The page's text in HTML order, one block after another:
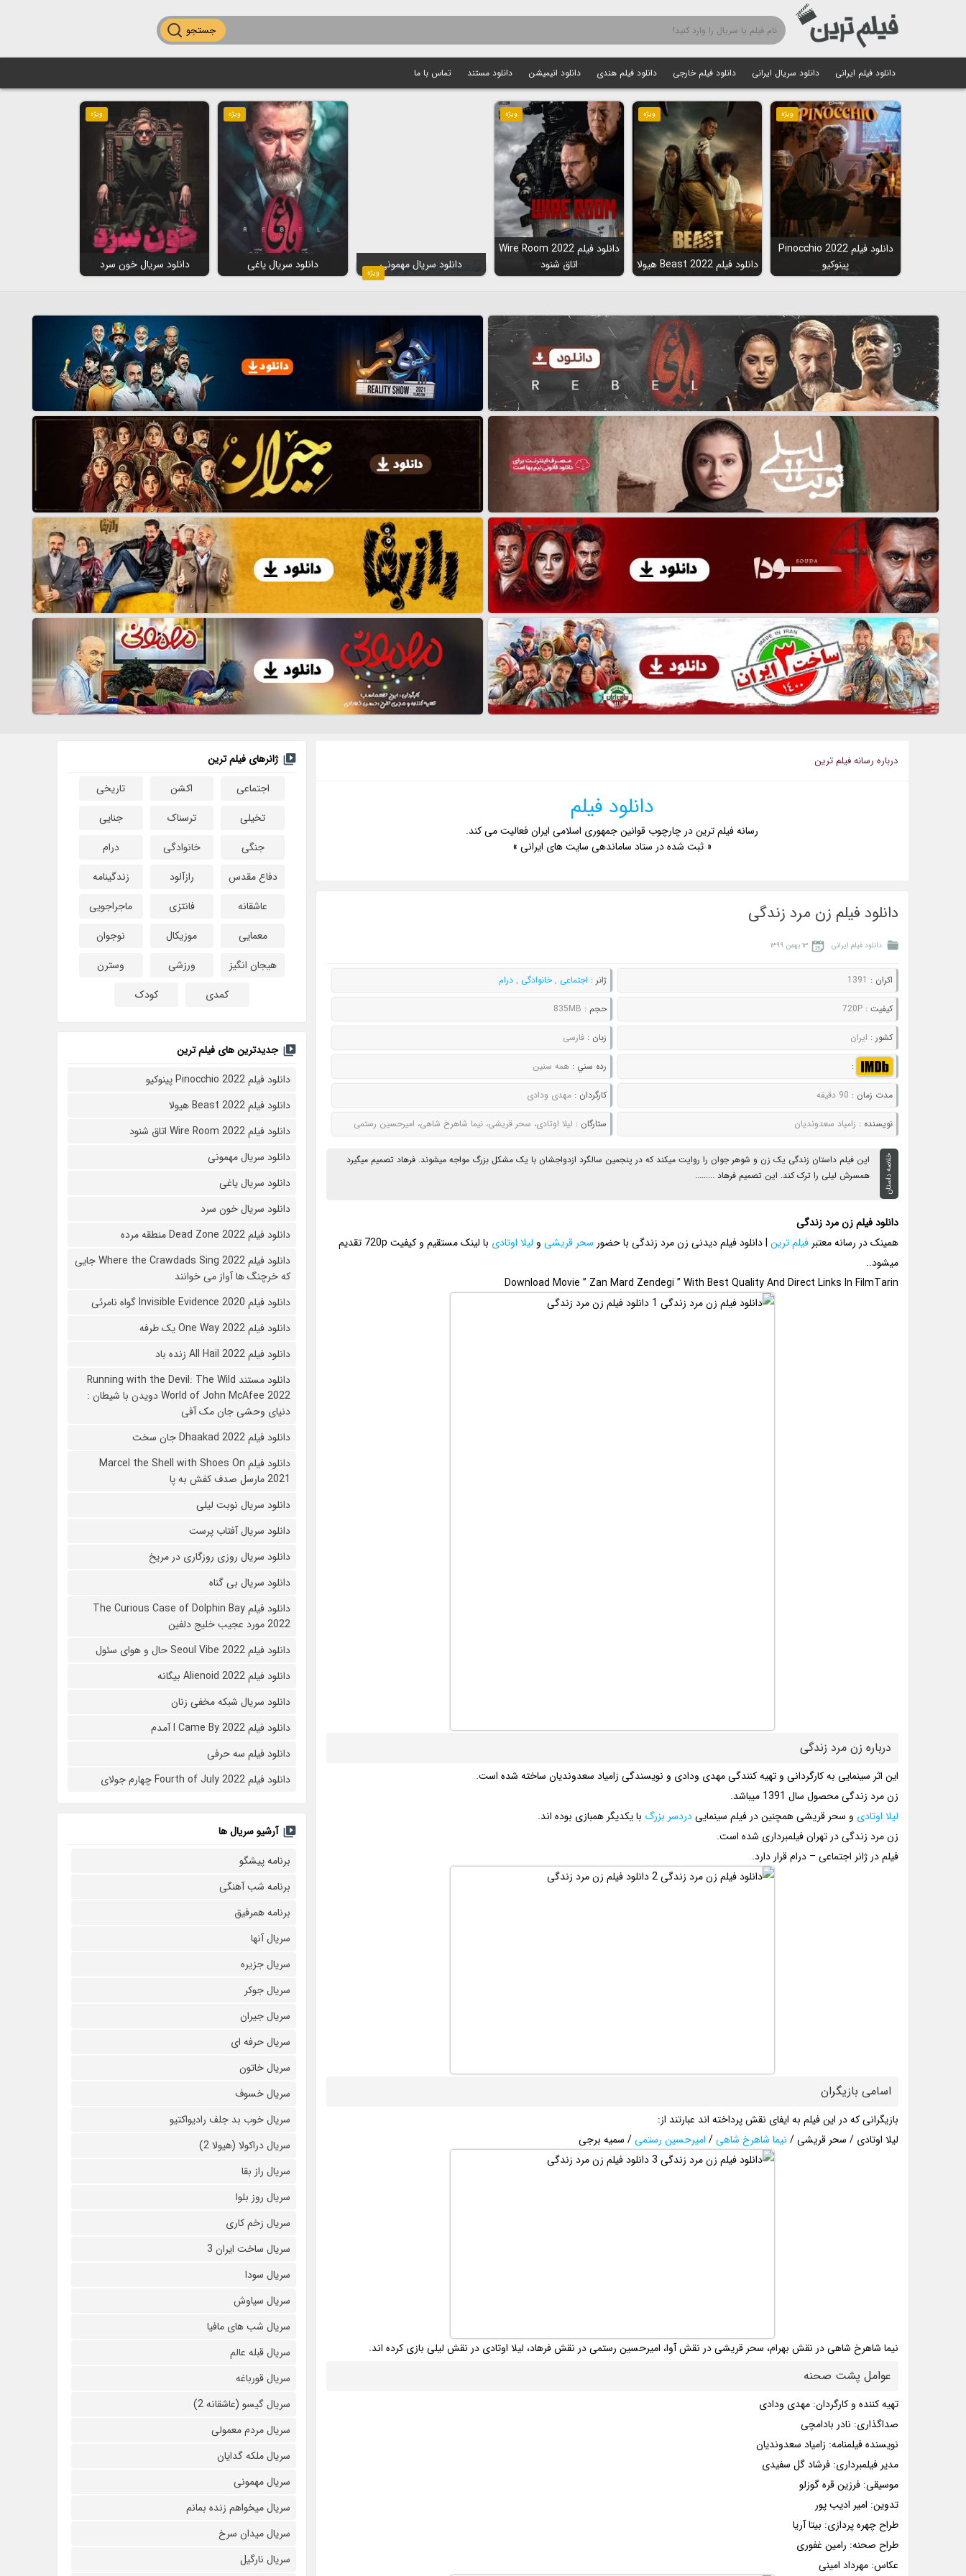
جستجو
دانلود فیلم ایرانی دانلود سریال ایرانی دانلود فیلم خارجی دانلود فیلم هندی دانلود انیمیشن دانلود مستند تماس با ما
ویژه
دانلود فیلم Pinocchio 2022
پینوکیو
ویژه
دانلود فیلم Beast 2022 هیولا
ویژه
دانلود فیلم Wire Room 2022
اتاق شنود
ویژه
دانلود سریال مهمونی
ویژه
دانلود سریال یاغی
ویژه
دانلود سریال خون سرد
درباره رسانه فيلم ترين
دانلود فیلم
رسانه فیلم ترین در چارچوب قوانین جمهوری اسلامی ایران فعالیت می کند.
« ثبت شده در ستاد ساماندهی سایت های ایرانی »
دانلود فیلم زن مرد زندگی
دانلود فیلم ایرانی ۱۳ بهمن ۱۳۹۹
اکران : 1391 ژانر : اجتماعی ,خانوادگی ,درام
کيفيت :720P حجم : 835MB
کشور : ایران زبان :فارسی
: رده سني :همه سنین
مدت زمان : 90 دقیقه کارگردان :مهدی ودادی
نويسنده : زامیاد سعدوندیان ستارگان : لیلا اوتادی، سحر قریشی، نیما شاهرخ شاهی، امیرحسین رستمی
خلاصه داستان
این فیلم داستان زندگی یک زن و شوهر جوان را روایت میکند که در پنجمین سالگرد ازدواجشان با یک مشکل بزرگ مواجه میشوند. فرهاد تصمیم میگیرد
همسرش لیلی را ترک کند. این تصمیم فرهاد .........
دانلود فیلم زن مرد زندگی
همینک در رسانه معتبرفیلم ترین | دانلود فیلم دیدنی زن مرد زندگی با حضور سحر قریشی و لیلا اوتادی
با لینک مستقیم و کیفیت 720p تقدیم
میشود..
Download Movie ” Zan Mard Zendegi ” With Best Quality And Direct Links In FilmTarin
درباره زن مرد زندگی
این اثر سینمایی به کارگردانی و تهیه کنندگی مهدی ودادی و نویسندگی زامیاد سعدوندیان ساخته شده است.
زن مرد زندگی محصول سال 1391 میباشد.
لیلا اوتادی و سحر قریشی همچنین در فیلم سینماییدردسر بزرگ با یکدیگر همبازی بوده اند.
زن مرد زندگی در تهران فیلمبرداری شده است.
فیلم در ژانر اجتماعی – درام قرار دارد.
اسامی بازیگران
بازیگرانی که در این فیلم به ایفای نقش پرداخته اند عبارتند از:
لیلا اوتادی / سحر قریشی / نیما شاهرخ شاهی/ امیرحسین رستمی/ سمیه برجی
نیما شاهرخ شاهی در نقش بهرام، سحر قریشی در نقش آوا، امیرحسین رستمی در نقش فرهاد، لیلا اوتادی در نقش لیلی بازی کرده اند.
عوامل پشت صحنه
تهیه کننده و کارگردان: مهدی ودادی
صداگذاری: نادر بادامچی
نویسنده فیلمنامه: زامیاد سعدوندیان
مدیر فیلمبرداری: فرشاد گل سفیدی
موسیقی: فرزین قره گوزلو
تدوین: امیر ادیب پور
طراح چهره پردازی: بیتا آریا
طراح صحنه: رامین غفوری
عکاس: مهرداد امینی
ژانرهای فیلم ترین
اجتماعی
اکشن
تاریخی
تخیلی
ترسناک
جنایی
جنگی
خانوادگی
درام
دفاع مقدس
رازآلود
زندگینامه
عاشقانه
فانتزی
ماجراجویی
معمایی
موزیکال
نوجوان
هیجان انگیز
ورزشی
وسترن
کمدی
کودک
جدیدترین های فیلم ترین
دانلود فیلم Pinocchio 2022 پینوکیو
دانلود فیلم Beast 2022 هیولا
دانلود فیلم Wire Room 2022 اتاق شنود
دانلود سریال مهمونی
دانلود سریال یاغی
دانلود سریال خون سرد
دانلود فیلم 2022 Dead Zone منطقه مرده
دانلود فیلم Where the Crawdads Sing 2022 جایی
که خرچنگ ها آواز می خوانند
دانلود فیلم 2020 Invisible Evidence گواه نامرئی
دانلود فیلم One Way 2022 یک طرفه
دانلود فیلم All Hail 2022 زنده باد
دانلود مستند Running with the Devil: The Wild
World of John McAfee 2022 دویدن با شیطان :
دنیای وحشی جان مک آفی
دانلود فیلم Dhaakad 2022 جان سخت
دانلود فیلم Marcel the Shell with Shoes On
2021 مارسل صدف کفش به پا
دانلود سریال نوبت لیلی
دانلود سریال آفتاب پرست
دانلود سریال روزی روزگاری در مریخ
دانلود سریال بی گناه
دانلود فیلم The Curious Case of Dolphin Bay
2022 مورد عجیب خلیج دلفین
دانلود فیلم Seoul Vibe 2022 حال و هوای سئول
دانلود فیلم Alienoid 2022 بیگانه
دانلود سریال شبکه مخفی زنان
دانلود فیلم I Came By 2022 آمدم
دانلود فیلم سه حرفی
دانلود فیلم Fourth of July 2022 چهارم جولای
آرشیو سریال ها
برنامه پیشگو
برنامه شب آهنگی
برنامه همرفیق
سریال آنها
سریال جزیره
سریال جوکر
سریال جیران
سریال حرفه ای
سریال خاتون
سریال خسوف
سریال خوب بد جلف رادیواکتیو
سریال دراکولا (هیولا 2)
سریال راز بقا
سریال روز بلوا
سریال زخم کاری
سریال ساخت ایران 3
سریال سودا
سریال سیاوش
سریال شب های مافیا
سریال قبله عالم
سریال قورباغه
سریال گیسو (عاشقانه 2)
سریال مردم معمولی
سریال ملکه گدایان
سریال مهمونی
سریال میخواهم زنده بمانم
سریال میدان سرخ
سریال نارگیل